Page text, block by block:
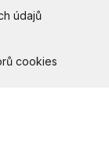
údajů
cookies